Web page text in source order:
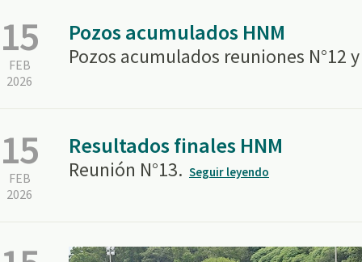
15
FEB
2026
Pozos acumulados HNM
Pozos acumulados reuniones N°12 y
15
FEB
2026
Resultados finales HNM
Reunión N°13. Seguir leyendo